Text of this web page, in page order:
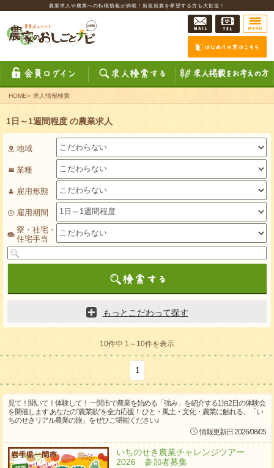
農業求人や農業への転職情報が満載！新規就農を希望する方も大歓迎！
HOME> 求人情報検索
1日～1週間程度 の農業求人
地域
業種
雇用形態
雇用期間
寮・社宅・
住宅手当
もっとこだわって探す
10件中 1～10件を表示
1
見て！聞いて！体験して！ 一関市で農業を始める「強み」を紹介する1泊2日の体験会
を開催します あなたの”農業欲”を全力応援！ ひと・風土・文化・農業に触れる、「い
ちのせきリアル農業の旅」をぜひご堪能ください♪
情報更新日 2026/08/05
いちのせき農業チャレンジツアー
2026 参加者募集